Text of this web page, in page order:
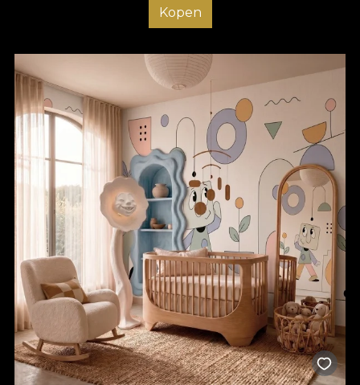
Kopen